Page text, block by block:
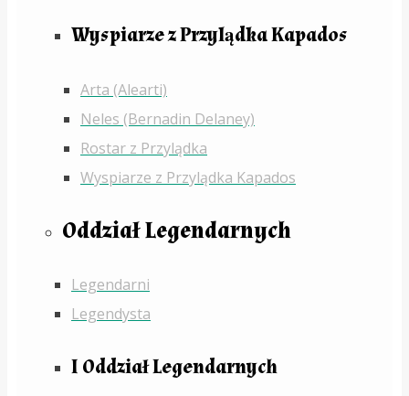
Wyspiarze z Przylądka Kapados
Arta (Alearti)
Neles (Bernadin Delaney)
Rostar z Przylądka
Wyspiarze z Przylądka Kapados
Oddział Legendarnych
Legendarni
Legendysta
I Oddział Legendarnych